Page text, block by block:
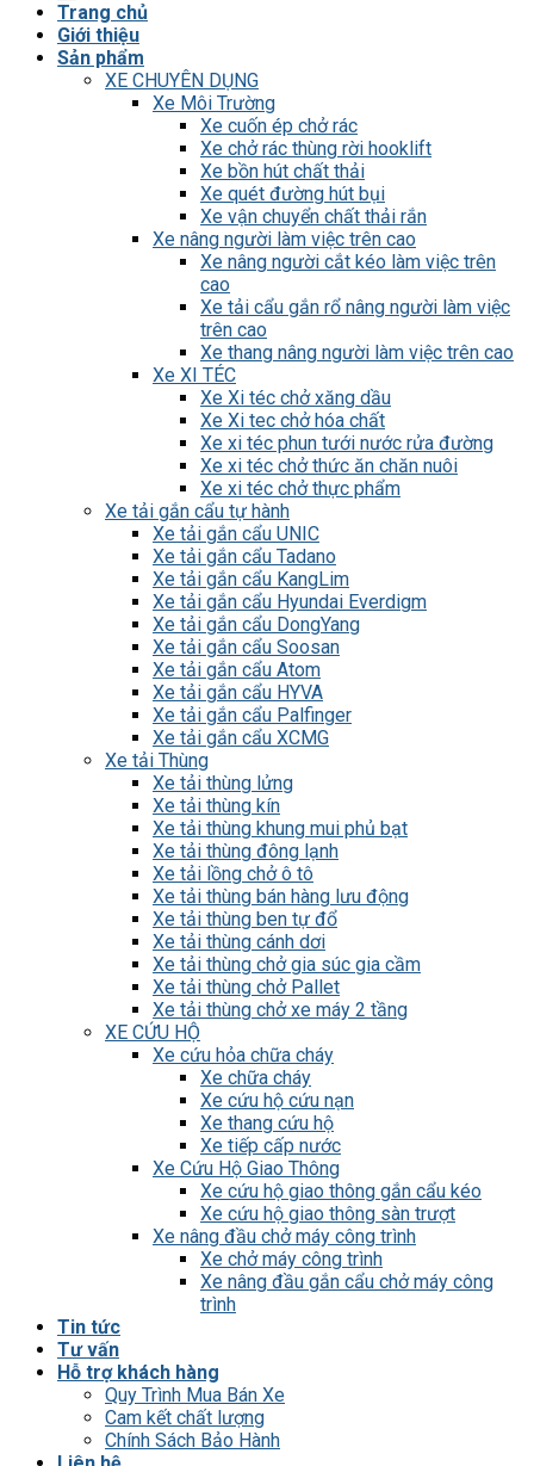
Trang chủ
Giới thiệu
Sản phẩm
XE CHUYÊN DỤNG
Xe Môi Trường
Xe cuốn ép chở rác
Xe chở rác thùng rời hooklift
Xe bồn hút chất thải
Xe quét đường hút bụi
Xe vận chuyển chất thải rắn
Xe nâng người làm việc trên cao
Xe nâng người cắt kéo làm việc trên
cao
Xe tải cẩu gắn rổ nâng người làm việc
trên cao
Xe thang nâng người làm việc trên cao
Xe XI TÉC
Xe Xi téc chở xăng dầu
Xe Xi tec chở hóa chất
Xe xi téc phun tưới nước rửa đường
Xe xi téc chở thức ăn chăn nuôi
Xe xi téc chở thực phẩm
Xe tải gắn cẩu tự hành
Xe tải gắn cẩu UNIC
Xe tải gắn cẩu Tadano
Xe tải gắn cẩu KangLim
Xe tải gắn cẩu Hyundai Everdigm
Xe tải gắn cẩu DongYang
Xe tải gắn cẩu Soosan
Xe tải gắn cẩu Atom
Xe tải gắn cẩu HYVA
Xe tải gắn cẩu Palfinger
Xe tải gắn cẩu XCMG
Xe tải Thùng
Xe tải thùng lửng
Xe tải thùng kín
Xe tải thùng khung mui phủ bạt
Xe tải thùng đông lạnh
Xe tải lồng chở ô tô
Xe tải thùng bán hàng lưu động
Xe tải thùng ben tự đổ
Xe tải thùng cánh dơi
Xe tải thùng chở gia súc gia cầm
Xe tải thùng chở Pallet
Xe tải thùng chở xe máy 2 tầng
XE CỨU HỘ
Xe cứu hỏa chữa cháy
Xe chữa cháy
Xe cứu hộ cứu nạn
Xe thang cứu hộ
Xe tiếp cấp nước
Xe Cứu Hộ Giao Thông
Xe cứu hộ giao thông gắn cẩu kéo
Xe cứu hộ giao thông sàn trượt
Xe nâng đầu chở máy công trình
Xe chở máy công trình
Xe nâng đầu gắn cẩu chở máy công
trình
Tin tức
Tư vấn
Hỗ trợ khách hàng
Quy Trình Mua Bán Xe
Cam kết chất lượng
Chính Sách Bảo Hành